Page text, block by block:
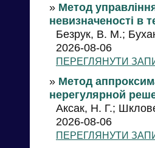
» Метод
невизначеності в
Безрук, В. М.;
2026-08-06
ПЕРЕГЛЯНУТИ
» Метод
нерегулярной
Аксак, Н. Г.;
2026-08-06
ПЕРЕГЛЯНУТИ